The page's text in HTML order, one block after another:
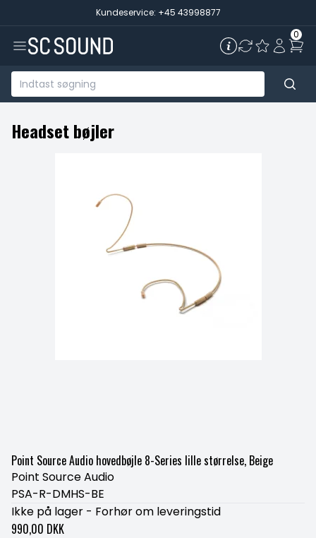
Kundeservice: +45 43998877
0
Headset bøjler
Point Source Audio hovedbøjle 8-Series lille størrelse, Beige
Point Source Audio
PSA-R-DMHS-BE
Ikke på lager - Forhør om leveringstid
990,00 DKK